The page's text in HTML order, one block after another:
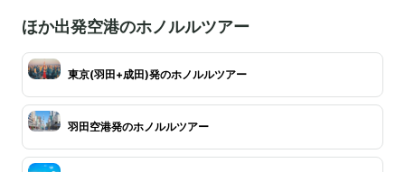
ほか出発空港のホノルルツアー
東京(羽田+成田)発のホノルルツアー
羽田空港発のホノルルツアー